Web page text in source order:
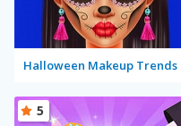
Halloween Makeup Trends
5